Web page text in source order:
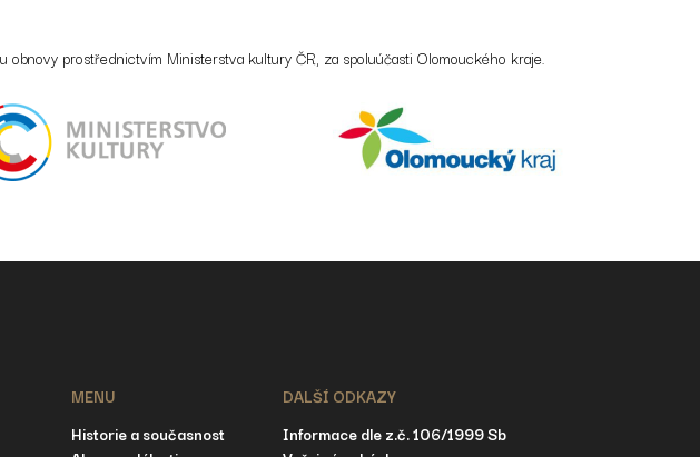
prostřednictvím Ministerstva kultury ČR, za spoluúčasti Olomouckého kraje.
MENU
Historie a současnost
DALŠÍ ODKAZY
Informace dle z.č. 106/1999 Sb